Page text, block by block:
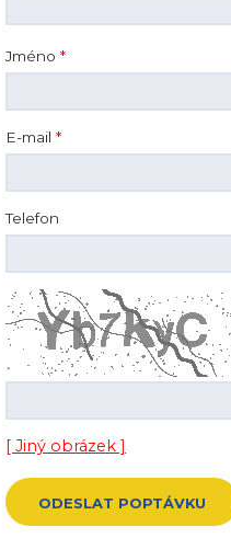
Jméno *
E-mail *
Telefon
[ Jiný obrázek ]